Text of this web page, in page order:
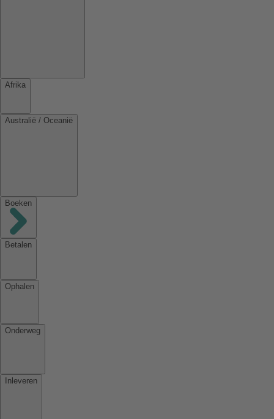
Afrika
Australië / Oceanië
Boeken
Betalen
Ophalen
Onderweg
Inleveren